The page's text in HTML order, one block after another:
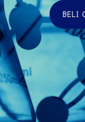
BELI